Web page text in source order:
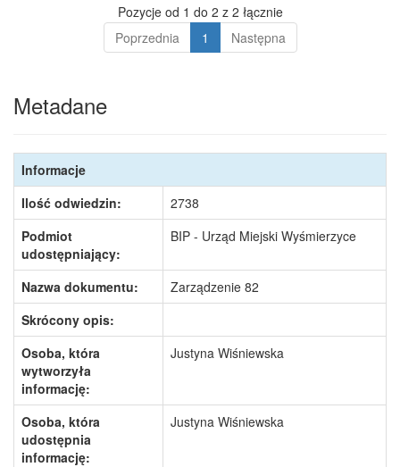
Pozycje od 1 do 2 z 2 łącznie
Poprzednia
1 Następna
Metadane
Informacje
Ilość odwiedzin:
2738
Podmiot
udostępniający:
BIP - Urząd Miejski Wyśmierzyce
Nazwa dokumentu:
Zarządzenie 82
Skrócony opis:
Osoba, która
wytworzyła
informację:
Justyna Wiśniewska
Osoba, która
udostępnia
informację:
Justyna Wiśniewska